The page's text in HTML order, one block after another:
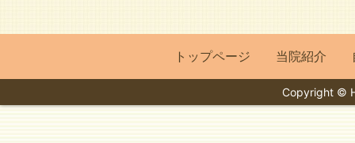
トップページ 当院紹介
Copyright ©